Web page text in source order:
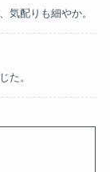
気配りも細やか。
た。